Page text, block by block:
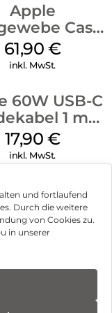
und fortlaufend
Durch die weitere
von Cookies zu.
in unserer
Apple
Case
15 Pro
Schwarz
61,90 €
inkl. MwSt.
60W USB-C
1 m
Weiß
17,90 €
inkl. MwSt.